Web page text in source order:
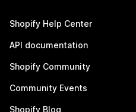
Shopify Help Center
API documentation
Shopify Community
Community Events
Shopify Blog